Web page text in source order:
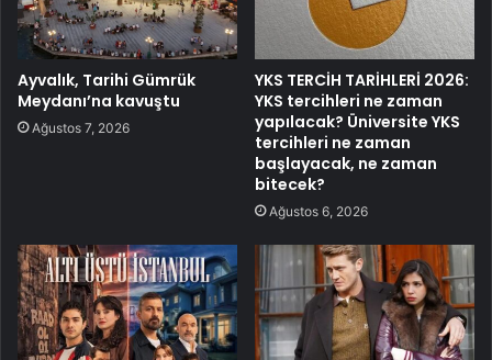
Ayvalık, Tarihi Gümrük
Meydanı’na kavuştu
Ağustos 7, 2026
YKS TERCİH TARİHLERİ 2026:
YKS tercihleri ne zaman
yapılacak? Üniversite YKS
tercihleri ne zaman
başlayacak, ne zaman
bitecek?
Ağustos 6, 2026